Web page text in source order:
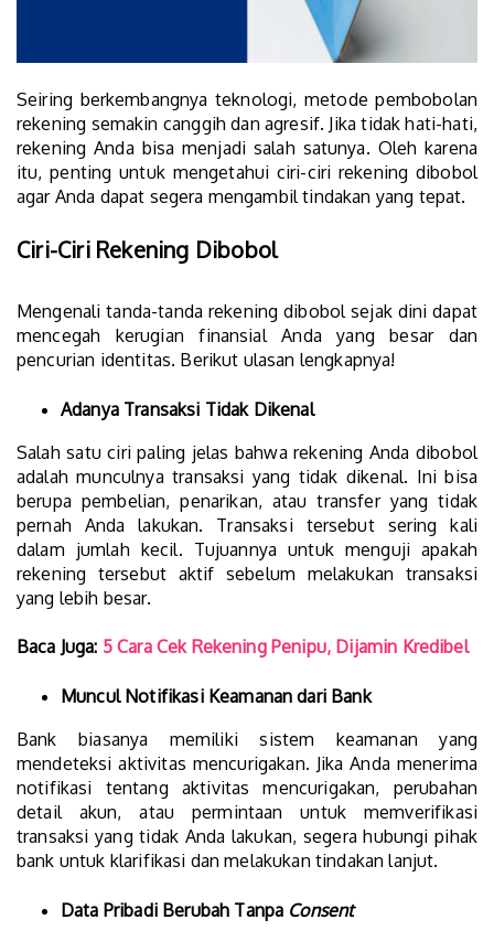
Seiring berkembangnya teknologi, metode pembobolan
rekening semakin canggih dan agresif. Jika tidak hati-hati,
rekening Anda bisa menjadi salah satunya. Oleh karena
itu, penting untuk mengetahui ciri-ciri rekening dibobol
agar Anda dapat segera mengambil tindakan yang tepat.
Ciri-Ciri Rekening Dibobol
Mengenali tanda-tanda rekening dibobol sejak dini dapat
mencegah kerugian finansial Anda yang besar dan
pencurian identitas. Berikut ulasan lengkapnya!
Adanya Transaksi Tidak Dikenal
Salah satu ciri paling jelas bahwa rekening Anda dibobol
adalah munculnya transaksi yang tidak dikenal. Ini bisa
berupa pembelian, penarikan, atau transfer yang tidak
pernah Anda lakukan. Transaksi tersebut sering kali
dalam jumlah kecil. Tujuannya untuk menguji apakah
rekening tersebut aktif sebelum melakukan transaksi
yang lebih besar.
Baca Juga: 5 Cara Cek Rekening Penipu, Dijamin Kredibel
Muncul Notifikasi Keamanan dari Bank
Bank biasanya memiliki sistem keamanan yang
mendeteksi aktivitas mencurigakan. Jika Anda menerima
notifikasi tentang aktivitas mencurigakan, perubahan
detail akun, atau permintaan untuk memverifikasi
transaksi yang tidak Anda lakukan, segera hubungi pihak
bank untuk klarifikasi dan melakukan tindakan lanjut.
Data Pribadi Berubah Tanpa Consent